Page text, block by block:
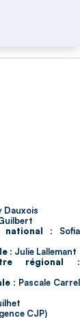
Dauxois
national : Sofia
: Julie Lallemant
régional :
: Pascale Carrel
CJP)